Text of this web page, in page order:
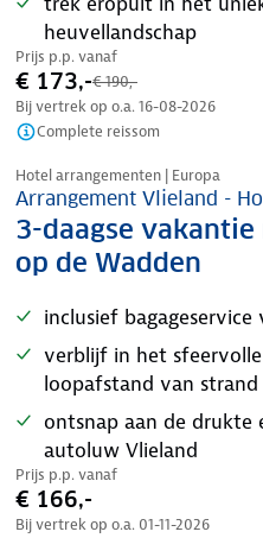
heuvellandschap
Prijs p.p. vanaf
€ 173,-€ 190,-
Bij vertrek op o.a. 16-08-2026
Complete reissom
Nazomer korting
Hotel arrangementen | Europa
Arrangement Vlieland -
3-daagse
op de Wadden
inclusief
verblijf in het
loopafstand van
ontsnap aan de drukte
autoluw Vlieland
Prijs p.p. vanaf
€ 166,-
Bij vertrek op o.a. 01-11-2026